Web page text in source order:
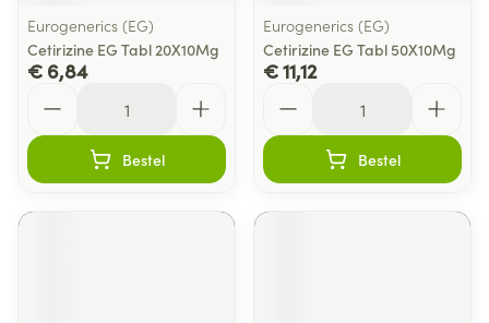
Eurogenerics (EG)
Cetirizine EG Tabl 20X10Mg
€ 6,84
Bestel
Eurogenerics (EG)
Cetirizine EG Tabl 50X10Mg
€ 11,12
Bestel